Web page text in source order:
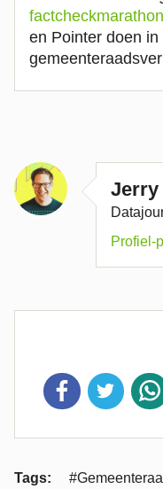
factcheckmarathon
en Pointer doen
Jerry
Profiel-
Tags: